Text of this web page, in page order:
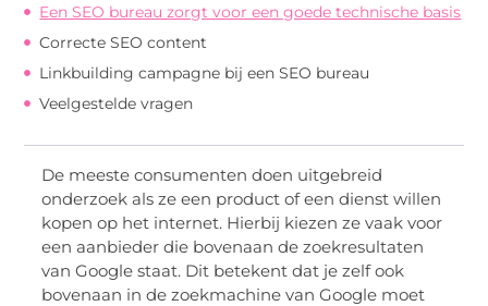
Een SEO bureau zorgt voor een goede technische basis
Correcte SEO content
Linkbuilding campagne bij een SEO bureau
Veelgestelde vragen
De meeste consumenten doen uitgebreid
onderzoek als ze een product of een dienst willen
kopen op het internet. Hierbij kiezen ze vaak voor
een aanbieder die bovenaan de zoekresultaten
van Google staat. Dit betekent dat je zelf ook
bovenaan in de zoekmachine van Google moet